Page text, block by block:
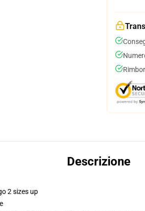
Descrizione
2 sizes up